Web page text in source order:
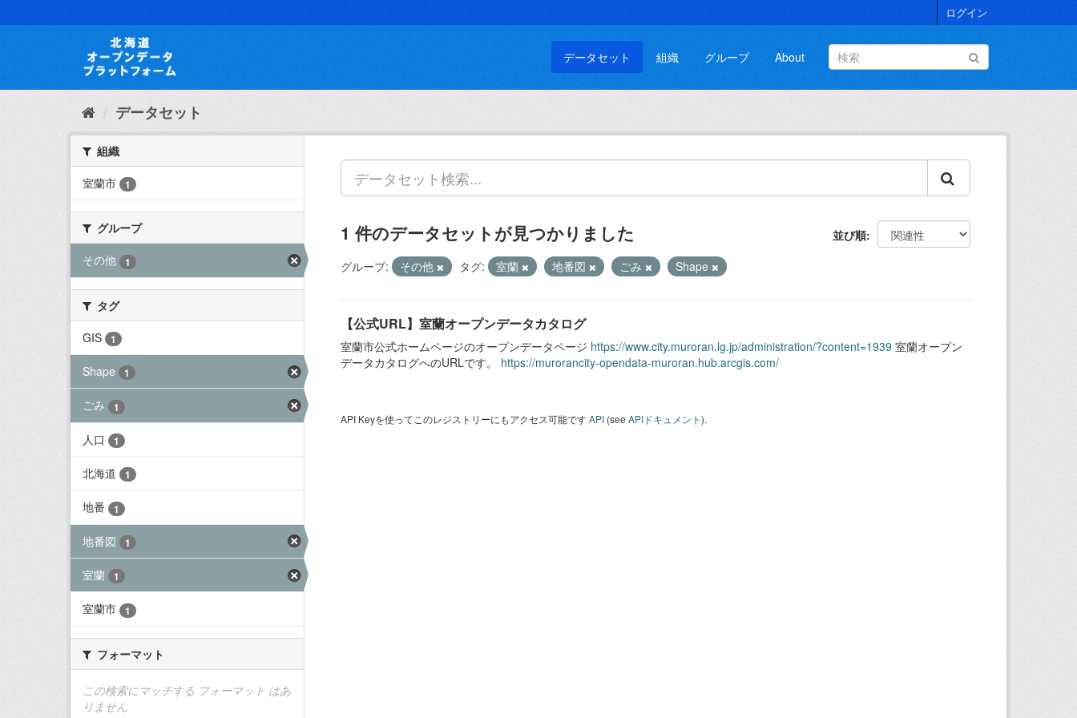
キ
て
ログイン
データセット 組織 グループ About
データセット
組織
室蘭市
1
グループ
その他
1
タグ
GIS
1
Shape 1
ごみ 1
人口 1
北海道 1
地番 1
地番図 1
室蘭 1
室蘭市 1
フォーマット
この検索にマッチする フォーマット はあ
りません
並び順
1 件のデータセットが見つかりました
グループ: その他 タグ: 室蘭 地番図 ごみ Shape
【公式URL】室蘭オープンデータカタログ
室蘭市公式ホームページのオープンデータページ https://www.city.muroran.lg.jp/administration/?content=1939 室蘭オープン
データカタログへのURLです。 https://murorancity-opendata-muroran.hub.arcgis.com/
API Keyを使ってこのレジストリーにもアクセス可能ですAPI (see APIドキュメント).